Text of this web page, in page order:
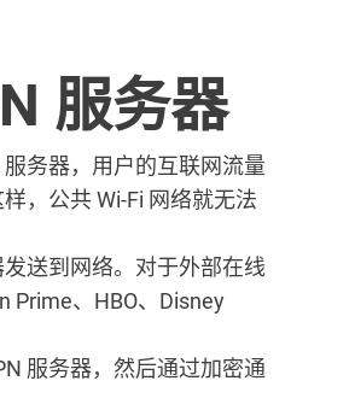
服务器
务器，用户的互联网流量
，公共 Wi-Fi 网络就无法
送到网络。对于外部在线
Prime、HBO、Disney
服务器，然后通过加密通